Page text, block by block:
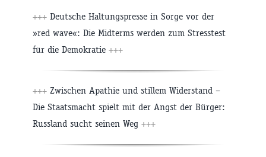
+++ Deutsche Haltungspresse in Sorge vor der
»red wave«: Die Midterms werden zum Stresstest
für die Demokratie +++
+++ Zwischen Apathie und stillem Widerstand –
Die Staatsmacht spielt mit der Angst der Bürger:
Russland sucht seinen Weg +++